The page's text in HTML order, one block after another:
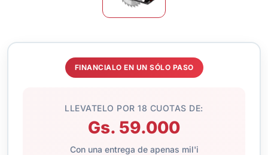
FINANCIALO EN UN SÓLO PASO
LLEVATELO POR 18 CUOTAS DE:
Gs. 59.000
Con una entrega de apenas mil'i